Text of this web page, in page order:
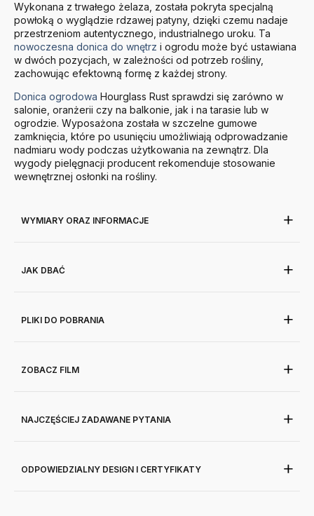
Wykonana z trwałego żelaza, została pokryta specjalną
powłoką o wyglądzie rdzawej patyny, dzięki czemu nadaje
przestrzeniom autentycznego, industrialnego uroku. Ta
nowoczesna donica do wnętrz i ogrodu może być ustawiana
w dwóch pozycjach, w zależności od potrzeb rośliny,
zachowując efektowną formę z każdej strony.
Donica ogrodowa Hourglass Rust sprawdzi się zarówno w
salonie, oranżerii czy na balkonie, jak i na tarasie lub w
ogrodzie. Wyposażona została w szczelne gumowe
zamknięcia, które po usunięciu umożliwiają odprowadzanie
nadmiaru wody podczas użytkowania na zewnątrz. Dla
wygody pielęgnacji producent rekomenduje stosowanie
wewnętrznej osłonki na rośliny.
WYMIARY ORAZ INFORMACJE
JAK DBAĆ
PLIKI DO POBRANIA
ZOBACZ FILM
NAJCZĘŚCIEJ ZADAWANE PYTANIA
ODPOWIEDZIALNY DESIGN I CERTYFIKATY